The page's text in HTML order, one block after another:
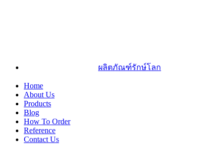
ผลิตภัณฑ์รักษ์โลก
Home
About Us
Products
Blog
How To Order
Reference
Contact Us